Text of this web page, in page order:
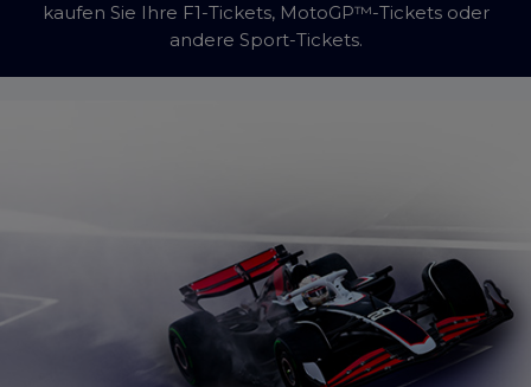
kaufen Sie Ihre F1-Tickets, MotoGP™-Tickets oder
andere Sport-Tickets.